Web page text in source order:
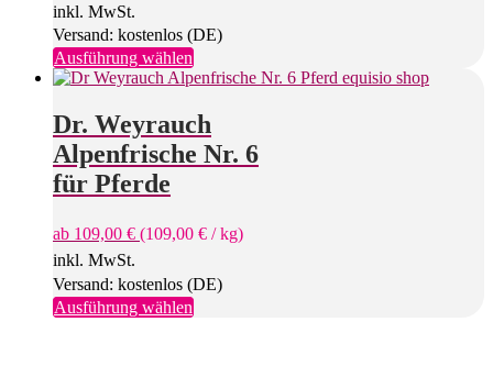
gewählt
werden
inkl. MwSt.
Versand: kostenlos (DE)
Ausführung wählenDieses
Produkt
mehrere
Varianten
auf.
auf
Produktseite
gewählt
werden
Dr. Weyrauch
Alpenfrische Nr. 6
für Pferde
ab 109,00 € (109,00 € /kg)
inkl. MwSt.
Versand: kostenlos (DE)
Ausführung wählenDieses